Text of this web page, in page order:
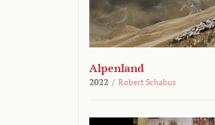
Alpenland
2022 / Robert Schabus